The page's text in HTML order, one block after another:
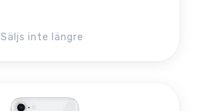
Säljs inte längre